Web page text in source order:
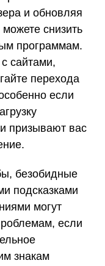
и обновляя
снизить
программам.
сайтами,
перехода
если
призывают вас
безобидные
подсказками
могут
если
знакам